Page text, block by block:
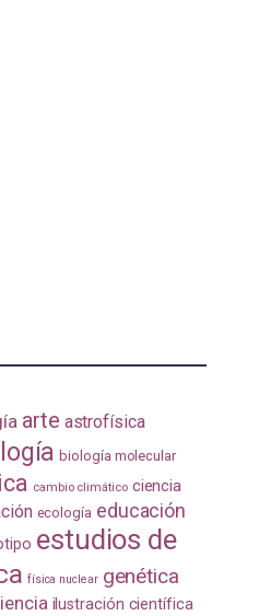
arte astrofísica
biología molecular
cambio climático ciencia
ecología educación
estudios de
física nuclear genética
ilustración científica